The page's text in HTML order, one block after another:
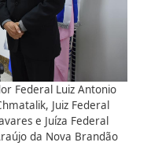
Federal Luiz Antonio
Juiz Federal
e Juíza Federal
da Nova Brandão